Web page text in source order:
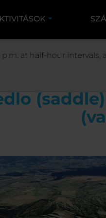
TRIPS AND
from
at half-hour